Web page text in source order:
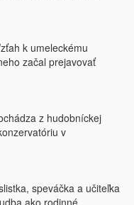
k umeleckému
začal prejavovať
z hudobníckej
v
speváčka a učiteľka